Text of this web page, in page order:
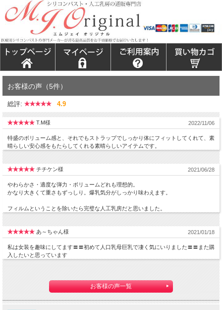
お客様の声（5件）
総評: 4.9
T.M様 2022/11/06
特盛のボリューム感と、それでもストラップでしっかり体にフィットしてくれて、素
晴らしい安心感をもたらしてくれる素晴らしいアイテムです。
チチケン様 2021/06/28
やわらかさ・適度な弾力・ボリュームどれも理想的。
かなり大きくて重さもずっしり。爆乳気分がしっかり味わえます。
フィルムということを除いたら完璧な人工乳房だと思いました。
あ～ちゃん様 2021/01/18
私は女装を趣味にしてます〓〓初めて人口乳母巨乳で凄く気にいりました〓〓また購
入したいと思っています
お客様の声一覧